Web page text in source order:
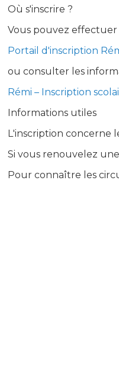
Où s'inscrire ?
Vous pouvez
Portail d'inscription
ou consulter les
Rémi – Inscription
Informations utiles
L'inscription concerne
Si vous renouvelez
Pour connaître les